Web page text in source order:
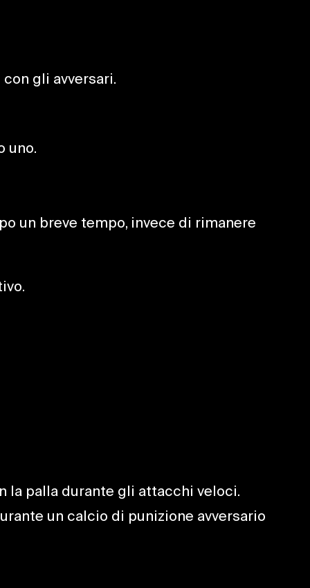
gli avversari.
uno.
un breve tempo, invece di rimanere
la palla durante gli attacchi veloci.
un calcio di punizione avversario